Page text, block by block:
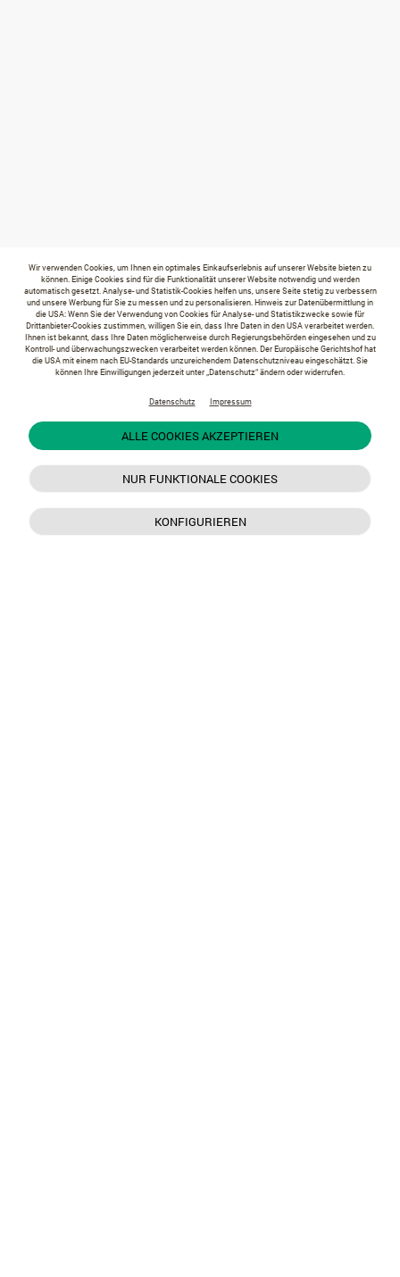
Wir verwenden Cookies, um Ihnen ein optimales Einkaufserlebnis auf unserer Website bieten zu
können. Einige Cookies sind für die Funktionalität unserer Website notwendig und werden
automatisch gesetzt. Analyse- und Statistik-Cookies helfen uns, unsere Seite stetig zu verbessern
und unsere Werbung für Sie zu messen und zu personalisieren. Hinweis zur Datenübermittlung in
die USA: Wenn Sie der Verwendung von Cookies für Analyse- und Statistikzwecke sowie für
Drittanbieter-Cookies zustimmen, willigen Sie ein, dass Ihre Daten in den USA verarbeitet werden.
Ihnen ist bekannt, dass Ihre Daten möglicherweise durch Regierungsbehörden eingesehen und zu
Kontroll- und überwachungszwecken verarbeitet werden können. Der Europäische Gerichtshof hat
die USA mit einem nach EU-Standards unzureichendem Datenschutzniveau eingeschätzt. Sie
können Ihre Einwilligungen jederzeit unter „Datenschutz“ ändern oder widerrufen.
Datenschutz Impressum
ALLE COOKIES AKZEPTIEREN
NUR FUNKTIONALE COOKIES
KONFIGURIEREN